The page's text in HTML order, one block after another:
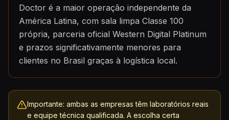
Doctor é a maior operação independente da
América Latina, com sala limpa Classe 100
própria, parceria oficial Western Digital Platinum
e prazos significativamente menores para
clientes no Brasil graças à logística local.
Importante: ambas as empresas têm laboratórios reais
e equipe técnica qualificada. A escolha certa